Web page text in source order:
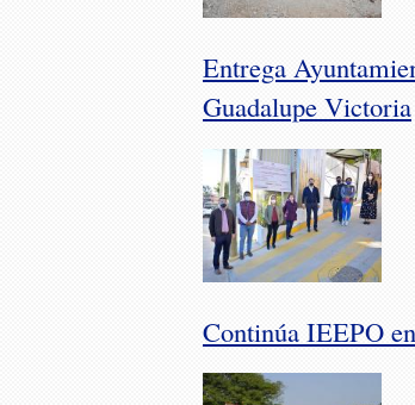
Entrega
Guadalupe Victoria
Continúa IEEPO